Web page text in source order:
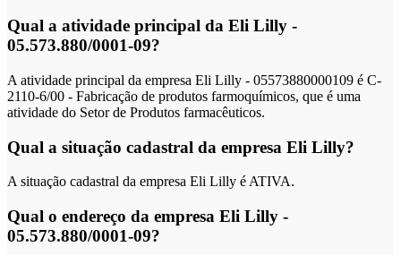
Qual a atividade principal da Eli Lilly -
05.573.880/0001-09?
A atividade principal da empresa Eli Lilly - 05573880000109 é C-
2110-6/00 - Fabricação de produtos farmoquímicos, que é uma
atividade do Setor de Produtos farmacêuticos.
Qual a situação cadastral da empresa Eli Lilly?
A situação cadastral da empresa Eli Lilly é ATIVA.
Qual o endereço da empresa Eli Lilly -
05.573.880/0001-09?